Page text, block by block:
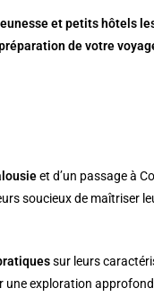
et petits hôtels
de votre
et d’un passage à
soucieux de maîtriser
sur leurs
une exploration